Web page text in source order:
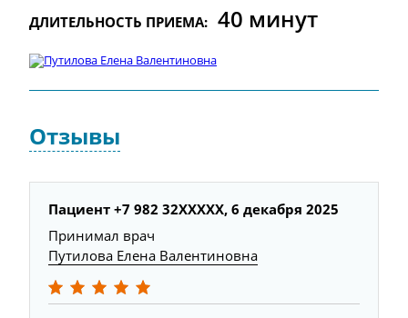
ДЛИТЕЛЬНОСТЬ ПРИЕМА: 40 минут
Отзывы
Пациент +7 982 32XXXXX, 6 декабря 2025
Принимал врач
Путилова Елена Валентиновна